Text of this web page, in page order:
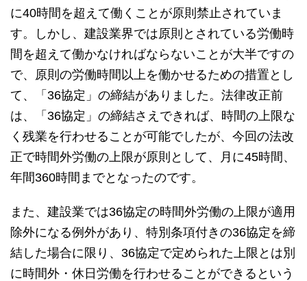
に40時間を超えて働くことが原則禁止されていま
す。しかし、建設業界では原則とされている労働時
間を超えて働かなければならないことが大半ですの
で、原則の労働時間以上を働かせるための措置とし
て、「36協定」の締結がありました。法律改正前
は、「36協定」の締結さえできれば、時間の上限な
く残業を行わせることが可能でしたが、今回の法改
正で時間外労働の上限が原則として、月に45時間、
年間360時間までとなったのです。
また、建設業では36協定の時間外労働の上限が適用
除外になる例外があり、特別条項付きの36協定を締
結した場合に限り、36協定で定められた上限とは別
に時間外・休日労働を行わせることができるという